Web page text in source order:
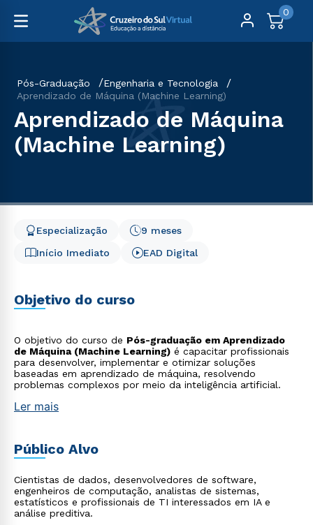
0
Pós-Graduação
Engenharia e Tecnologia
Aprendizado de Máquina (Machine Learning)
Aprendizado de Máquina
(Machine Learning)
Início Imediato
9 meses
Especialização
EAD Digital
Objetivo do curso
O objetivo do curso de Pós-graduação em Aprendizado
de Máquina (Machine Learning) é capacitar profissionais
para desenvolver, implementar e otimizar soluções
baseadas em aprendizado de máquina, resolvendo
problemas complexos por meio da inteligência artificial.
Ler mais
Público Alvo
Cientistas de dados, desenvolvedores de software,
engenheiros de computação, analistas de sistemas,
estatísticos e profissionais de TI interessados em IA e
análise preditiva.